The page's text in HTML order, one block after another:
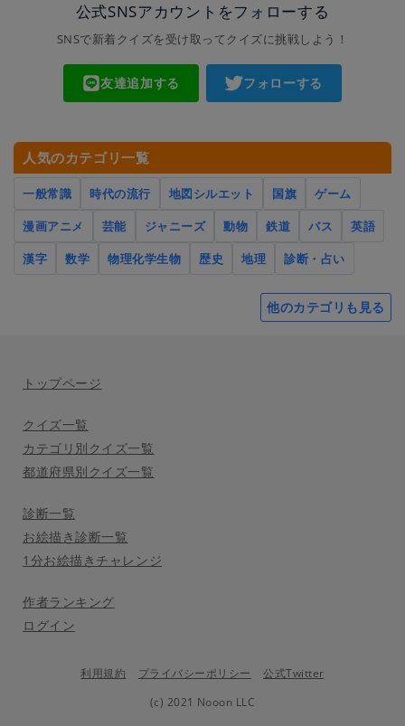
公式SNSアカウントをフォローする
SNSで新着クイズを受け取ってクイズに挑戦しよう！
友達追加する フォローする
人気のカテゴリ一覧
一般常識 時代の流行 地図シルエット 国旗
ゲーム
漫画アニメ
芸能 ジャニーズ 動物 鉄道 バス
英語
漢字
数学 物理化学生物 歴史 地理 診断・占い
他のカテゴリも見る
トップページ
クイズ一覧
カテゴリ別クイズ一覧
都道府県別クイズ一覧
診断一覧
お絵描き診断一覧
1分お絵描きチャレンジ
作者ランキング
ログイン
利用規約 プライバシーポリシー
公式Twitter
(c) 2021 Nooon LLC